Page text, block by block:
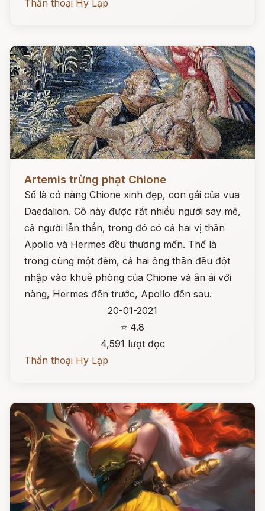
Thần thoại Hy Lạp
Artemis trừng phạt Chione
Số là có nàng Chione xinh đẹp, con gái của vua
Daedalion. Cô này được rất nhiều người say mê,
cả người lẫn thần, trong đó có cả hai vị thần
Apollo và Hermes đều thương mến. Thế là
trong cùng một đêm, cả hai ông thần đều đột
nhập vào khuê phòng của Chione và ân ái với
nàng, Hermes đến trước, Apollo đến sau.
20-01-2021
⭐ 4.8
4,591 lượt đọc
Thần thoại Hy Lạp